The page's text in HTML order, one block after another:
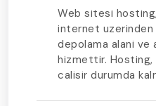
Web sitesi
internet uzerinden
depolama alani ve
hizmettir.
calisir durumda